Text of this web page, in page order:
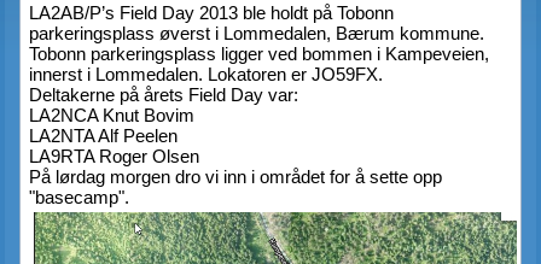
LA2AB/P’s Field Day 2013 ble holdt på Tobonn
parkeringsplass øverst i Lommedalen, Bærum kommune.
Tobonn parkeringsplass ligger ved bommen i Kampeveien,
innerst i Lommedalen. Lokatoren er JO59FX.
Deltakerne på årets Field Day var:
LA2NCA Knut Bovim
LA2NTA Alf Peelen
LA9RTA Roger Olsen
På lørdag morgen dro vi inn i området for å sette opp
"basecamp".